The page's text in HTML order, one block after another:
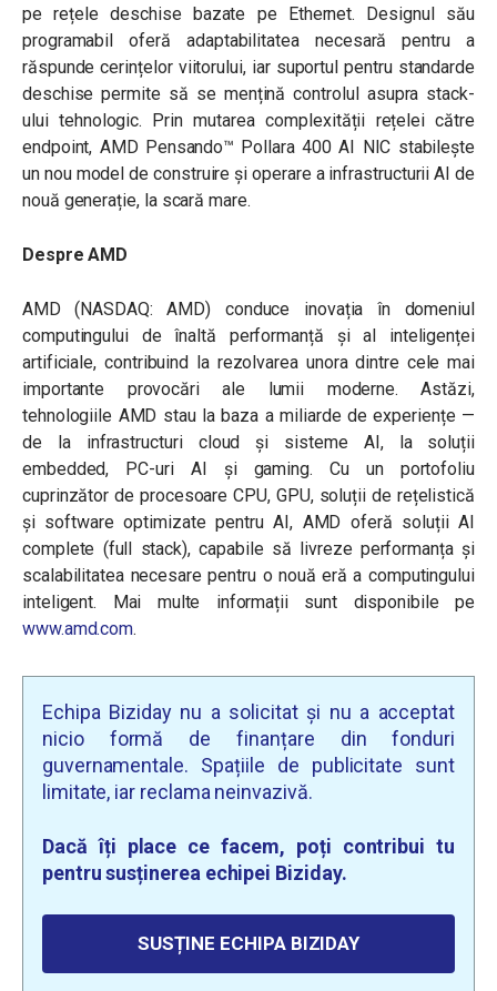
pe rețele deschise bazate pe Ethernet. Designul său
programabil oferă adaptabilitatea necesară pentru a
răspunde cerințelor viitorului, iar suportul pentru standarde
deschise permite să se mențină controlul asupra stack-
ului tehnologic. Prin mutarea complexității rețelei către
endpoint, AMD Pensando™ Pollara 400 AI NIC stabilește
un nou model de construire și operare a infrastructurii AI de
nouă generație, la scară mare.
Despre AMD
AMD (NASDAQ: AMD) conduce inovația în domeniul
computingului de înaltă performanță și al inteligenței
artificiale, contribuind la rezolvarea unora dintre cele mai
importante provocări ale lumii moderne. Astăzi,
tehnologiile AMD stau la baza a miliarde de experiențe —
de la infrastructuri cloud și sisteme AI, la soluții
embedded, PC-uri AI și gaming. Cu un portofoliu
cuprinzător de procesoare CPU, GPU, soluții de rețelistică
și software optimizate pentru AI, AMD oferă soluții AI
complete (full stack), capabile să livreze performanța și
scalabilitatea necesare pentru o nouă eră a computingului
inteligent. Mai multe informații sunt disponibile pe
www.amd.com.
Echipa Biziday nu a solicitat și nu a acceptat
nicio formă de finanțare din fonduri
guvernamentale. Spațiile de publicitate sunt
limitate, iar reclama neinvazivă.
Dacă îți place ce facem, poți contribui tu
pentru susținerea echipei Biziday.
SUSȚINE ECHIPA BIZIDAY